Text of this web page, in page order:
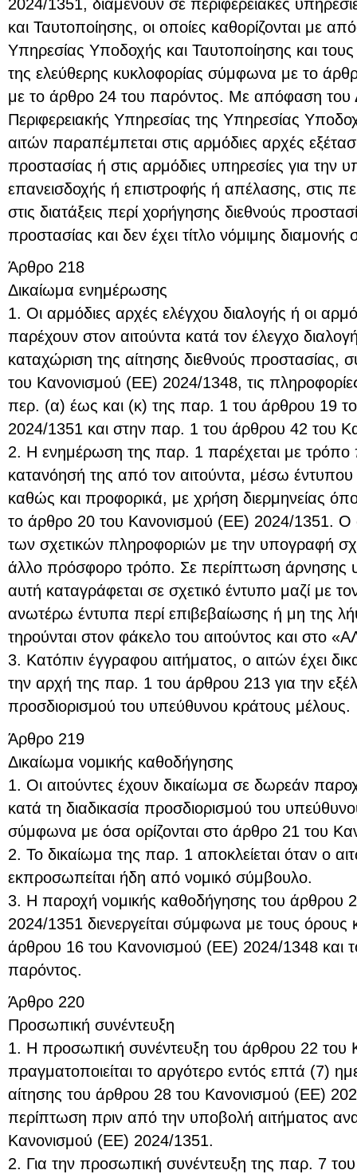
2024/1351, διαμένουν σε περιφερειακές
και Ταυτοποίησης, οι οποίες καθορίζονται με
Υπηρεσίας Υποδοχής και Ταυτοποίησης και τους
της ελεύθερης κυκλοφορίας σύμφωνα με το
με το άρθρο 24 του παρόντος. Με απόφαση του
Περιφερειακής Υπηρεσίας της Υπηρεσίας
αιτών παραπέμπεται στις αρμόδιες αρχές
προστασίας ή στις αρμόδιες υπηρεσίες για την
επανεισδοχής ή επιστροφής ή απέλασης, στις
στις διατάξεις περί χορήγησης διεθνούς
προστασίας και δεν έχει τίτλο νόμιμης
Άρθρο 218
Δικαίωμα ενημέρωσης
1. Οι αρμόδιες αρχές ελέγχου διαλογής ή οι
παρέχουν στον αιτούντα κατά τον έλεγχο
καταχώριση της αίτησης διεθνούς
του Κανονισμού (ΕΕ) 2024/1348, τις
περ. (α) έως και (κ) της παρ. 1 του άρθρου 19
2024/1351 και στην παρ. 1 του άρθρου 42 του
2. Η ενημέρωση της παρ. 1 παρέχεται με τρόπο
κατανόησή της από τον αιτούντα, μέσω έντυπου
καθώς και προφορικά, με χρήση διερμηνείας
το άρθρο 20 του Κανονισμού (ΕΕ) 2024/1351. Ο
των σχετικών πληροφοριών με την υπογραφή
άλλο πρόσφορο τρόπο. Σε περίπτωση άρνησης
αυτή καταγράφεται σε σχετικό έντυπο μαζί με
ανωτέρω έντυπα περί επιβεβαίωσης ή μη της
τηρούνται στον φάκελο του αιτούντος και στο
3. Κατόπιν έγγραφου αιτήματος, ο αιτών έχει
την αρχή της παρ. 1 του άρθρου 213 για την
προσδιορισμού του υπεύθυνου κράτους μέλους.
Άρθρο 219
Δικαίωμα νομικής καθοδήγησης
1. Οι αιτούντες έχουν δικαίωμα σε δωρεάν
κατά τη διαδικασία προσδιορισμού του
σύμφωνα με όσα ορίζονται στο άρθρο 21 του
2. Το δικαίωμα της παρ. 1 αποκλείεται όταν ο
εκπροσωπείται ήδη από νομικό σύμβουλο.
3. Η παροχή νομικής καθοδήγησης του άρθρου
2024/1351 διενεργείται σύμφωνα με τους όρους
άρθρου 16 του Κανονισμού (ΕΕ) 2024/1348 και
παρόντος.
Άρθρο 220
Προσωπική συνέντευξη
1. Η προσωπική συνέντευξη του άρθρου 22
πραγματοποιείται το αργότερο εντός επτά (7)
αίτησης του άρθρου 28 του Κανονισμού (ΕΕ)
περίπτωση πριν από την υποβολή αιτήματος
Κανονισμού (ΕΕ) 2024/1351.
2. Για την προσωπική συνέντευξη της παρ. 7